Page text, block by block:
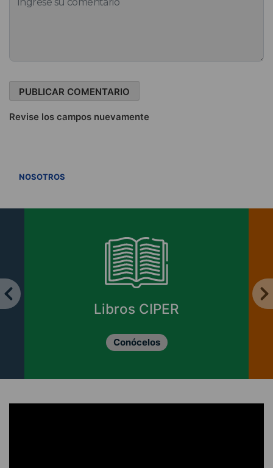
Revise los campos nuevamente
NOSOTROS
Libros CIPER
Conócelos